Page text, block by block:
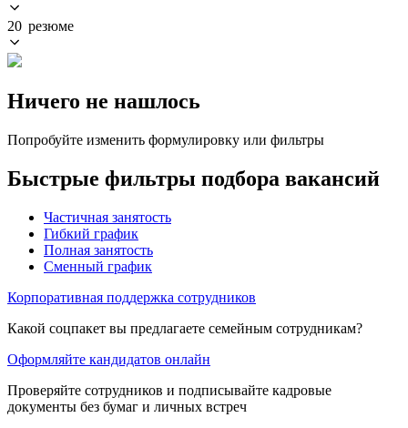
20 резюме
Ничего не нашлось
Попробуйте изменить формулировку или фильтры
Быстрые фильтры подбора вакансий
Частичная занятость
Гибкий график
Полная занятость
Сменный график
Корпоративная поддержка сотрудников
Какой соцпакет вы предлагаете семейным сотрудникам?
Оформляйте кандидатов онлайн
Проверяйте сотрудников и подписывайте кадровые
документы без бумаг и личных встреч